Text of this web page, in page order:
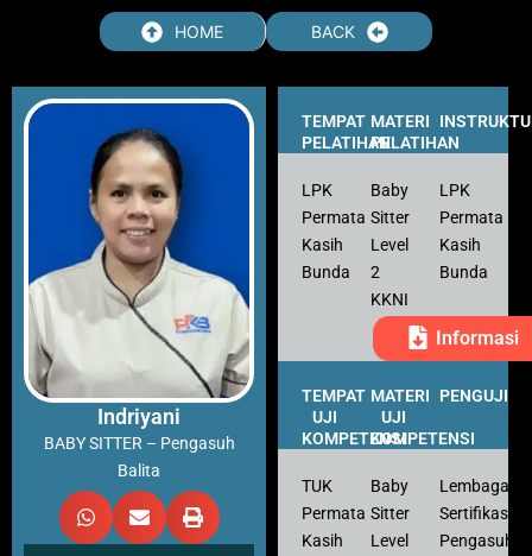
HOME BACK
Indriyani
BABY SITTER – Pengasuh
Balita
TEMPAT
PELATIHAN
MATERI
PELATIHAN
LPK
Permata
Kasih
Bunda
Baby
Sitter
Level
2
KKNI
LPK
Permata
Kasih
Bunda
Informasi
TEMPAT
UJI
KOMPETENSI
MATERI
UJI
KOMPETENSI
PENGUJI
TUK
Permata
Kasih
Baby
Sitter
Level
Lembaga
Sertifikasi
Pengasuh